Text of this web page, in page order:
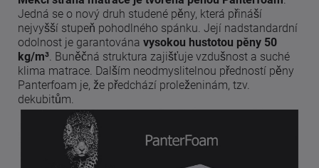
Jedná se o nový druh studené pěny, která přináší
nejvyšší stupeň pohodlného spánku. Její nadstandardní
odolnost je garantována vysokou hustotou pěny 50
kg/m³ . Buněčná struktura zajišťuje vzdušnost a suché
klima matrace. Dalším neodmyslitelnou předností pěny
Panterfoam je, že předchází proleženinám, tzv.
dekubitům.